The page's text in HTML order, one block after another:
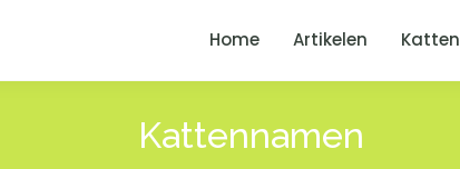
Home Artikelen Katten
Kattennamen